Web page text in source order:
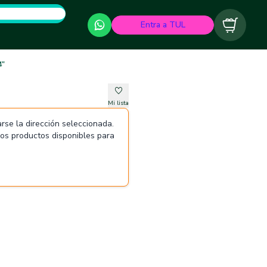
Entra a TUL Carrito
Mi lista
la dirección seleccionada.
productos disponibles para